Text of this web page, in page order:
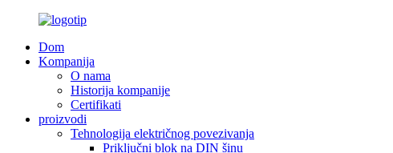
Dom
Kompanija
O nama
Historija kompanije
Certifikati
proizvodi
Tehnologija električnog povezivanja
Priključni blok na DIN šinu